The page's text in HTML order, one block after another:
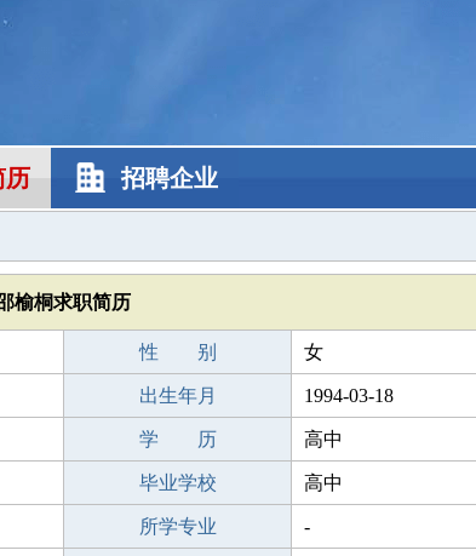
历 招聘企业
榆桐求职简历
性 别 女
出生年月 1994-03-18
学 历 高中
毕业学校 高中
所学专业 -